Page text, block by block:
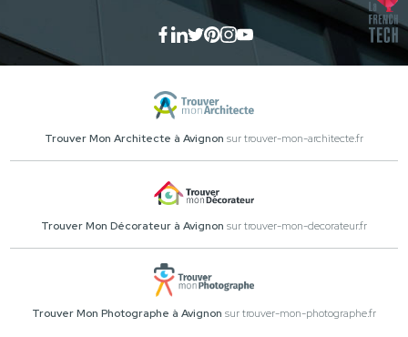
Trouver Mon Architecte à Avignon sur trouver-mon-architecte.fr
Trouver Mon Décorateur à Avignon sur trouver-mon-decorateur.fr
Trouver Mon Photographe à Avignon sur trouver-mon-photographe.fr